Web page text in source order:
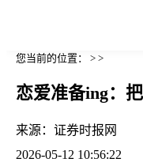
您当前的位置： > >
恋爱准备ing：
来源： 证券时报网
2026-05-12 10:56:22